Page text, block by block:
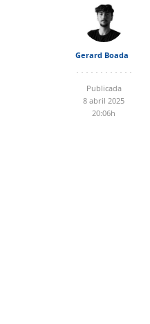
Gerard Boada
Publicada
8 abril 2025
20:06h